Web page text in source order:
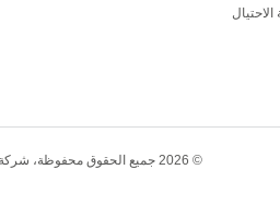
© 2026 جميع الحقوق محفوظة، شركة القلعة ش.م.م